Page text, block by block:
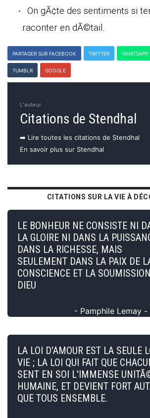
On gÃ¢te des sentiments si
raconter en dÃ©tail.
PARTAGER SUR FACEBOOK TWITTER WHATSAPP
TUMBLR GOOGLE
L'auteur
Citations de Stendhal
➡️ Lire toutes les citations de Stendhal
En savoir plus sur Stendhal
CITATIONS SUR LA VIE À
LE BONHEUR NE CONSISTE NI
LA GLOIRE NI DANS LA
DANS LA RICHESSE, MAIS
SEULEMENT DANS LA PAIX DE
CONSCIENCE ET LA
DIEU
- Pamphile Lemay -
LA LOI D'AMOUR EST LA SEULE
VIE ; LA LOI QUI FAIT QUE
SENT EN SOI L'IMMENSE
HUMAINE, ET DEVIENT FORT
QUE TOUS ENSEMBLE.